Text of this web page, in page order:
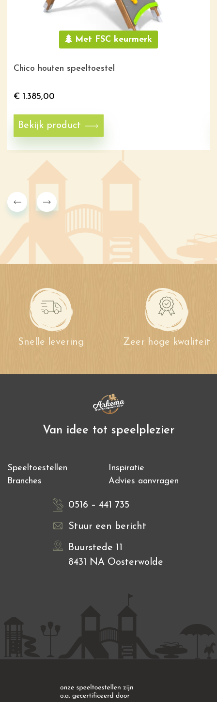
Met FSC keurmerk
Chico houten speeltoestel
€ 1.385,00
Bekijk product
Snelle levering Zeer hoge kwaliteit
Van idee tot speelplezier
Speeltoestellen
Inspiratie
Branches
Advies aanvragen
0516 – 441 735
Stuur een bericht
Buurstede 11
8431 NA Oosterwolde